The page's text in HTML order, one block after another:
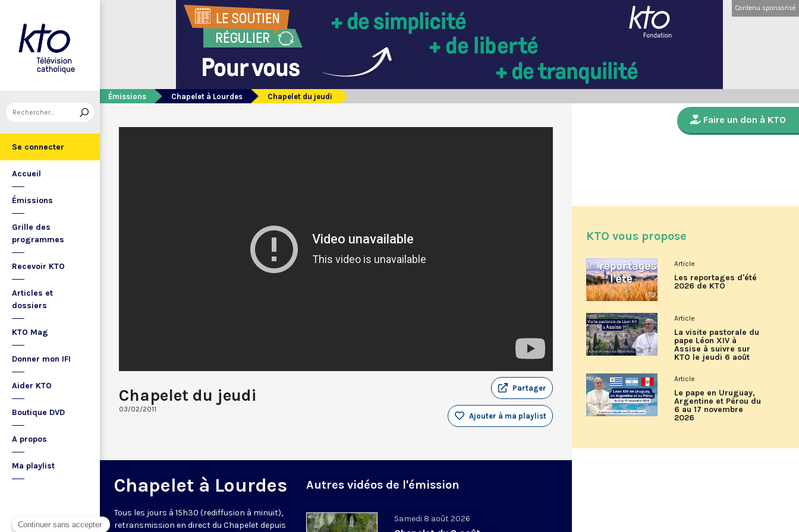
Se connecter
Accueil
Émissions
Grille des
programmes
Recevoir KTO
Articles et
dossiers
KTO Mag
Donner mon IFI
Aider KTO
Boutique DVD
A propos
Ma playlist
Contenu sponsorisé
Émissions Chapelet à Lourdes Chapelet du jeudi
Chapelet du jeudi
03/02/2011
Partager
Ajouter à ma playlist
Chapelet à Lourdes
Tous les jours à 15h30 (rediffusion à minuit),
retransmission en direct du Chapelet depuis
Autres vidéos de l'émission
Samedi 8 août 2026
Faire un don à KTO
KTO vous propose
Article
Les reportages d'été
2026 de KTO
Article
La visite pastorale du
pape Léon XIV à
Assise à suivre sur
KTO le jeudi 6 août
Article
Le pape en Uruguay,
Argentine et Pérou du
6 au 17 novembre
2026